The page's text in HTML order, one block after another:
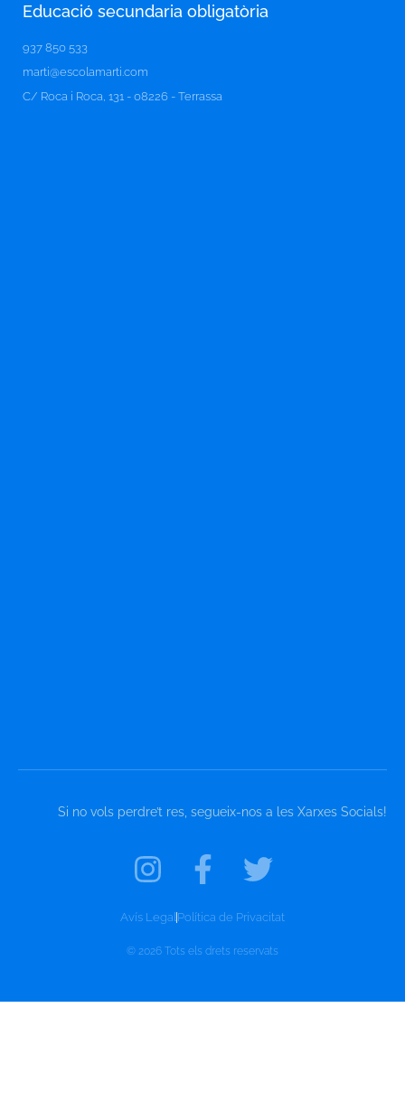
Educació secundaria obligatòria​
937 850 533
marti@escolamarti.com
C/ Roca i Roca, 131 - 08226 - Terrassa
Si no vols perdre’t res, segueix-nos a les Xarxes Socials!
© 2026 Tots els drets reservats
Avís Legal Política de Privacitat